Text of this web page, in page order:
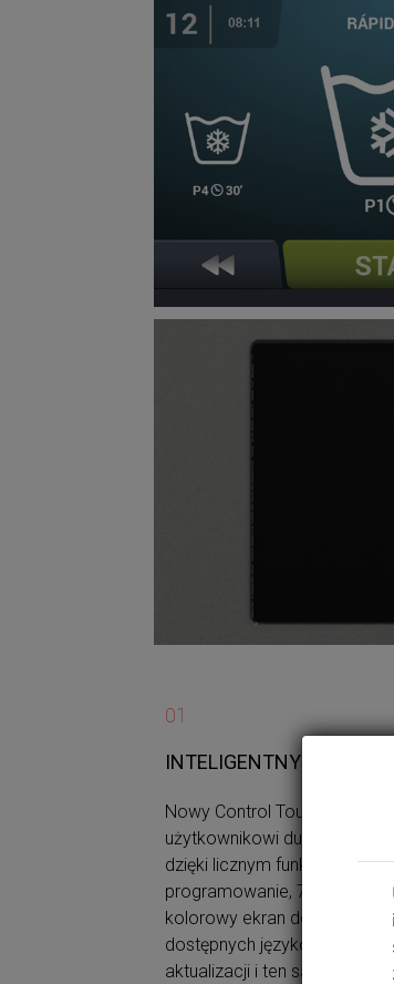
01
INTELIGENTNY MÓZG
Nowy Control Touch Plus
użytkownikowi dużą
dzięki licznym funkcjom:
programowanie, 7-calowy
kolorowy ekran dotykowy, 37
dostępnych języków, port
aktualizacji i ten sam system